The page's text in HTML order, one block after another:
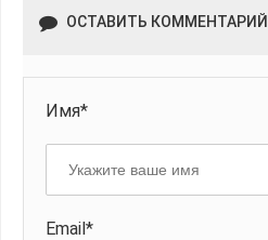
ОСТАВИТЬ КОММЕНТАРИЙ
Имя*
Email*